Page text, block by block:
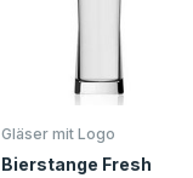
Gläser mit Logo
Bierstange Fresh